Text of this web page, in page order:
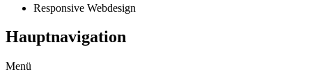
Responsive Webdesign
Hauptnavigation
Menü